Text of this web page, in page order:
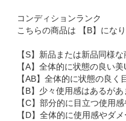
コンディションランク
こちらの商品は 【B】になり
【S】新品または新品同様な
【A】全体的に状態の良い
【AB】全体的に状態の良
【B】少々使用感はあるが
【C】部分的に目立つ使用
【D】全体的に使用感やダ